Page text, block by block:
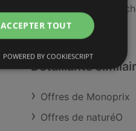
Magasins
de Châteaulin
Détaillants
Offres de Monoprix
Offres de naturéO
ACCEPTER TOUT
POWERED BY COOKIESCRIPT